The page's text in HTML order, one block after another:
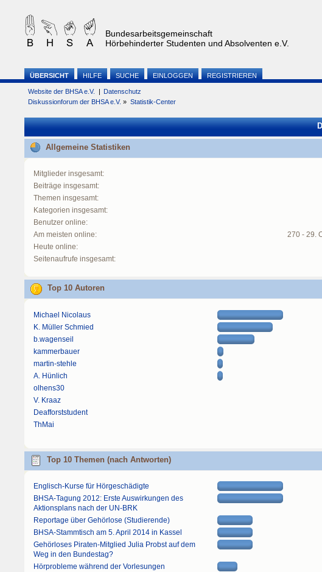
Bundesarbeitsgemeinschaft
Hörbehinderter Studenten und Absolventen e.V.
ÜBERSICHT HILFE SUCHE EINLOGGEN REGISTRIEREN
Website der BHSA e.V. | Datenschutz
Diskussionforum der BHSA e.V. » Statistik-Center
Allgemeine Statistiken
Mitglieder insgesamt:
Beiträge insgesamt:
Themen insgesamt:
Kategorien insgesamt:
Benutzer online:
Am meisten online:
270 - 29.
Heute online:
Seitenaufrufe insgesamt:
Top 10 Autoren
Michael Nicolaus
K. Müller Schmied
b.wagenseil
kammerbauer
martin-stehle
A. Hünlich
olhens30
V. Kraaz
Deafforststudent
ThMai
Top 10 Themen (nach Antworten)
Englisch-Kurse für Hörgeschädigte
BHSA-Tagung 2012: Erste Auswirkungen des
Aktionsplans nach der UN-BRK
Reportage über Gehörlose (Studierende)
BHSA-Stammtisch am 5. April 2014 in Kassel
Gehörloses Piraten-Mitglied Julia Probst auf dem
Weg in den Bundestag?
Hörprobleme während der Vorlesungen